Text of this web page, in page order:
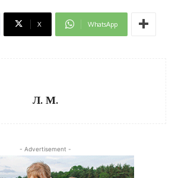
X WhatsApp
Л. М.
- Advertisement -